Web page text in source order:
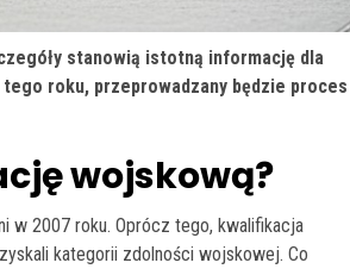
stanowią istotną informację dla
roku, przeprowadzany będzie proces
wojskową?
w 2007 roku. Oprócz tego, kwalifikacja
kategorii zdolności wojskowej. Co